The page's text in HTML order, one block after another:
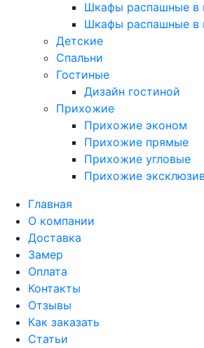
Шкафы распашные в
Шкафы распашные в
Детские
Спальни
Гостиные
Дизайн гостиной
Прихожие
Прихожие эконом
Прихожие прямые
Прихожие угловые
Прихожие
Главная
О компании
Доставка
Замер
Оплата
Контакты
Отзывы
Как заказать
Статьи